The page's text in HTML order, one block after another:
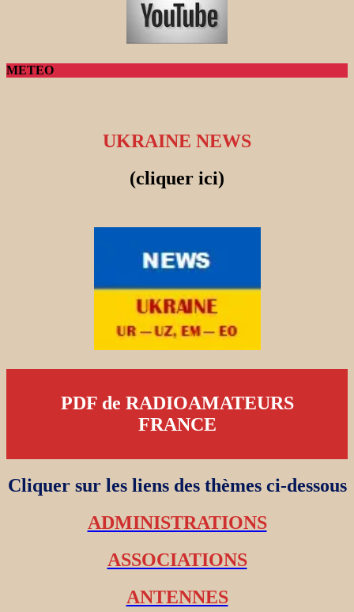
METEO
UKRAINE NEWS
(cliquer ici)
PDF de RADIOAMATEURS
FRANCE
Cliquer sur les liens des thèmes ci-dessous
ADMINISTRATIONS
ASSOCIATIONS
ANTENNES